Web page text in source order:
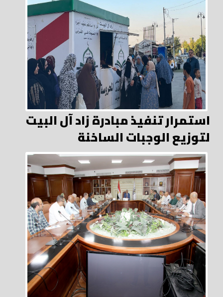
استمرار تنفيذ مبادرة زاد آل البيت
لتوزيع الوجبات الساخنة